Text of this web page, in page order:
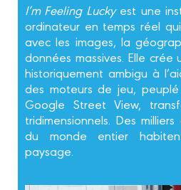
I’m Feeling Luckyest une
ordinateur en temps réel
avec les images, la
données massives. Elle
historiquement ambigu à
des moteurs de jeu,
Google Street View,
tridimensionnels. Des
du monde entier
paysage.